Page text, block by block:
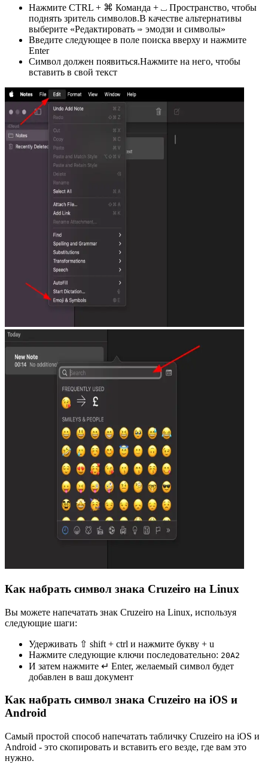
Нажмите CTRL + ⌘ Команда + ⎵ Пространство, чтобы
поднять зритель символов.В качестве альтернативы
выберите «Редактировать ⇒ эмодзи и символы»
Введите следующее в поле поиска вверху и нажмите
Enter
Символ должен появиться.Нажмите на него, чтобы
вставить в свой текст
Как набрать символ знака Cruzeiro на Linux
Вы можете напечатать знак Cruzeiro на Linux, используя
следующие шаги:
Удерживать ⇧ shift + ctrl и нажмите букву + u
Нажмите следующие ключи последовательно: 20A2
И затем нажмите ↵ Enter, желаемый символ будет
добавлен в ваш документ
Как набрать символ знака Cruzeiro на iOS и
Android
Самый простой способ напечатать табличку Cruzeiro на iOS и
Android - это скопировать и вставить его везде, где вам это
нужно.